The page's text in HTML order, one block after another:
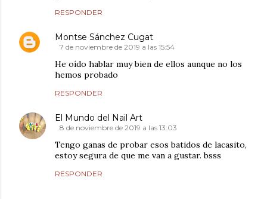
RESPONDER
Montse Sánchez Cugat
7 de noviembre de 2019 a las 15:54
He oído hablar muy bien de ellos aunque no los
hemos probado
RESPONDER
El Mundo del Nail Art
8 de noviembre de 2019 a las 13:03
Tengo ganas de probar esos batidos de lacasito,
estoy segura de que me van a gustar. bsss
RESPONDER